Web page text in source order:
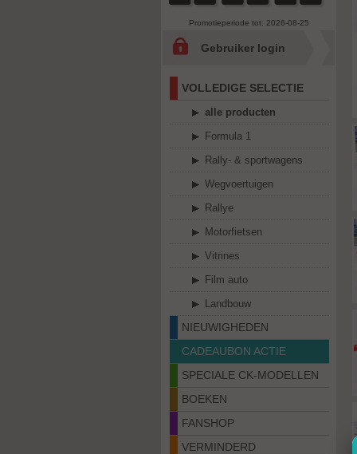
Promotieperiode tot: 2026-08-25
Gebruiker login
VOLLEDIGE SELECTIE
alle producten
Formula 1
Rally- & sportwagens
Wegvoertuigen
Rallye
Motorfietsen
Vitrines
Film auto
Landbouw
NIEUWIGHEDEN
CADEAUBON ACTIE
SPECIALE CK-MODELLEN
BOEKEN
FANSHOP
VERMINDERD